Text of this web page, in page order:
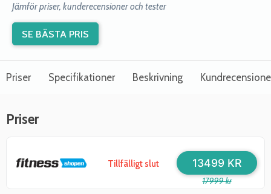
Jämför priser, kunderecensioner och tester
SE BÄSTA PRIS
Priser Specifikationer Beskrivning
Priser
Tillfälligt slut
17999 kr
13499 KR